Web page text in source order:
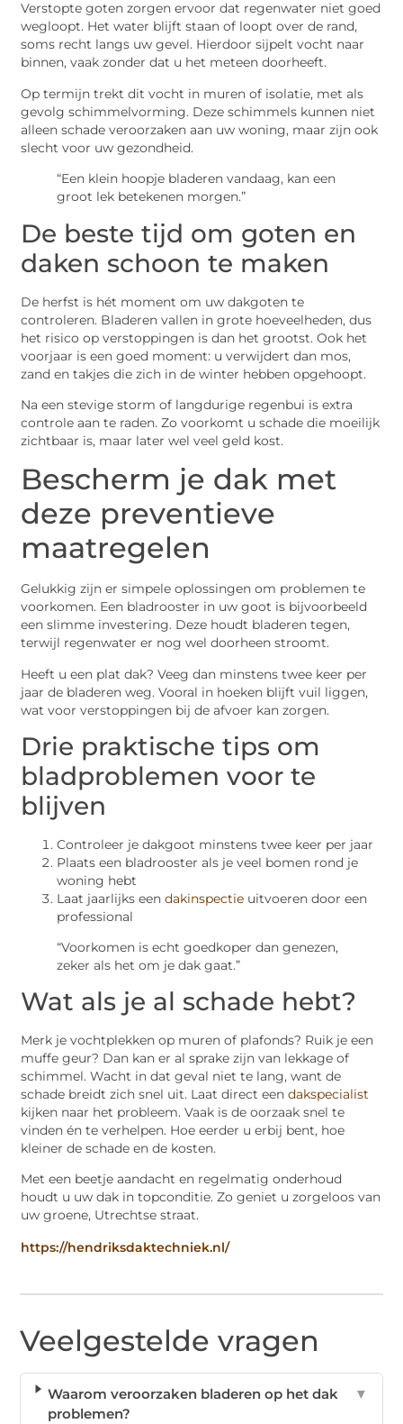
Verstopte goten zorgen ervoor dat regenwater niet goed
wegloopt. Het water blijft staan of loopt over de rand,
soms recht langs uw gevel. Hierdoor sijpelt vocht naar
binnen, vaak zonder dat u het meteen doorheeft.
Op termijn trekt dit vocht in muren of isolatie, met als
gevolg schimmelvorming. Deze schimmels kunnen niet
alleen schade veroorzaken aan uw woning, maar zijn ook
slecht voor uw gezondheid.
“Een klein hoopje bladeren vandaag, kan een
groot lek betekenen morgen.”
De beste tijd om goten en
daken schoon te maken
De herfst is hét moment om uw dakgoten te
controleren. Bladeren vallen in grote hoeveelheden, dus
het risico op verstoppingen is dan het grootst. Ook het
voorjaar is een goed moment: u verwijdert dan mos,
zand en takjes die zich in de winter hebben opgehoopt.
Na een stevige storm of langdurige regenbui is extra
controle aan te raden. Zo voorkomt u schade die moeilijk
zichtbaar is, maar later wel veel geld kost.
Bescherm je dak met
deze preventieve
maatregelen
Gelukkig zijn er simpele oplossingen om problemen te
voorkomen. Een bladrooster in uw goot is bijvoorbeeld
een slimme investering. Deze houdt bladeren tegen,
terwijl regenwater er nog wel doorheen stroomt.
Heeft u een plat dak? Veeg dan minstens twee keer per
jaar de bladeren weg. Vooral in hoeken blijft vuil liggen,
wat voor verstoppingen bij de afvoer kan zorgen.
Drie praktische tips om
bladproblemen voor te
blijven
Controleer je dakgoot minstens twee keer per jaar
Plaats een bladrooster als je veel bomen rond je
woning hebt
Laat jaarlijks eendakinspectie uitvoeren door een
professional
“Voorkomen is echt goedkoper dan genezen,
zeker als het om je dak gaat.”
Wat als je al schade hebt?
Merk je vochtplekken op muren of plafonds? Ruik je een
muffe geur? Dan kan er al sprake zijn van lekkage of
schimmel. Wacht in dat geval niet te lang, want de
schade breidt zich snel uit. Laat direct eendakspecialist
kijken naar het probleem. Vaak is de oorzaak snel te
vinden én te verhelpen. Hoe eerder u erbij bent, hoe
kleiner de schade en de kosten.
Met een beetje aandacht en regelmatig onderhoud
houdt u uw dak in topconditie. Zo geniet u zorgeloos van
uw groene, Utrechtse straat.
https://hendriksdaktechniek.nl/
Veelgestelde vragen
Waarom veroorzaken bladeren op het dak
problemen?
▼